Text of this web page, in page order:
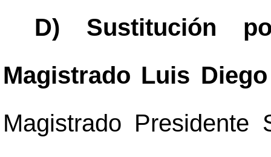
D) Sustitución
Magistrado Luis
Magistrado Presidente